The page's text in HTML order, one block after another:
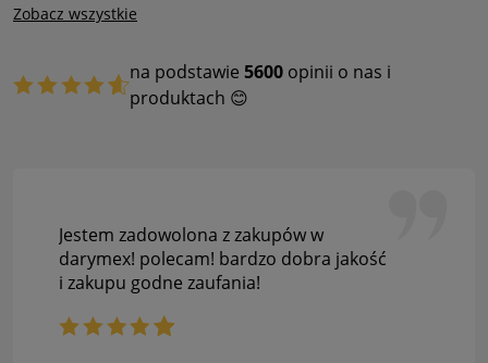
Zobacz wszystkie
na podstawie 5600 opinii o nas i
produktach 😊
Jestem zadowolona z zakupów w
darymex! polecam! bardzo dobra jakość
i zakupu godne zaufania!